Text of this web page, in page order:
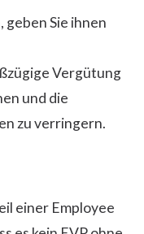
Sie ihnen
Vergütung
und die
zu verringern.
einer Employee